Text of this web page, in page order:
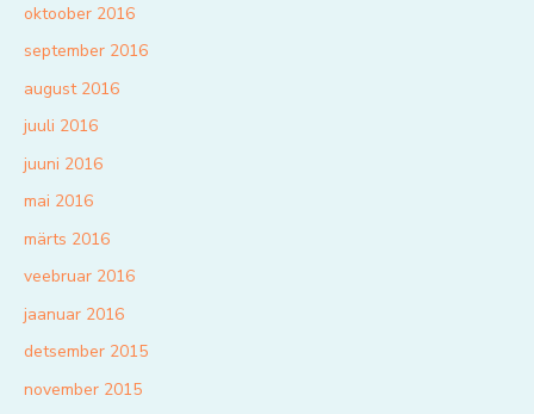
oktoober 2016
september 2016
august 2016
juuli 2016
juuni 2016
mai 2016
märts 2016
veebruar 2016
jaanuar 2016
detsember 2015
november 2015